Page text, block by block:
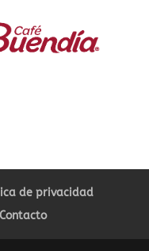
de privacidad
Contacto